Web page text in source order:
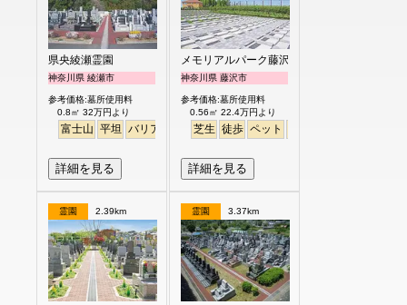
県央綾瀬霊園
神奈川県 綾瀬市
参考価格:墓所使用料
0.8㎡ 32万円より
富士山 平坦 バリアフリー 芝桜 ペット
詳細を見る
メモリアルパーク藤沢
神奈川県 藤沢市
参考価格:墓所使用料
0.56㎡ 22.4万円より
芝生 徒歩 ペット
詳細を見る
霊園 2.39km 霊園 3.37km